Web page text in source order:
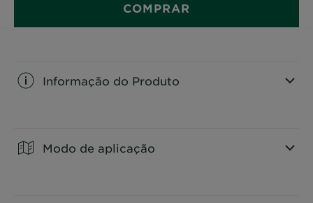
COMPRAR
Informação do Produto
Modo de aplicação